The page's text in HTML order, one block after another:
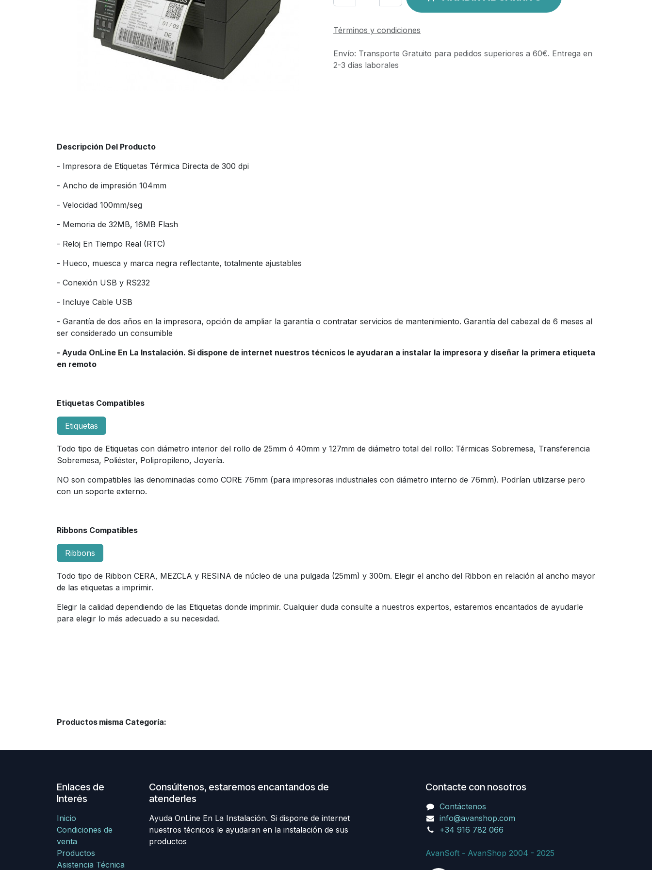
Términos y condiciones
Envío: Transporte Gratuito para pedidos superiores a 60€. Entrega en
2-3 días laborales
Descripción Del Producto
- Impresora de Etiquetas Térmica Directa de 300 dpi
- Ancho de impresión 104mm
- Velocidad 100mm/seg
- Memoria de 32MB, 16MB Flash
- Reloj En Tiempo Real (RTC)
- Hueco, muesca y marca negra reflectante, totalmente ajustables
- Conexión USB y RS232
- Incluye Cable USB
- Garantía de dos años en la impresora, opción de ampliar la garantía o contratar servicios de mantenimiento. Garantía del cabezal de 6 meses al
ser considerado un consumible
- Ayuda OnLine En La Instalación. Si dispone de internet nuestros técnicos le ayudaran a instalar la impresora y diseñar la primera etiqueta
en remoto
Etiquetas Compatibles
Etiquetas
Todo tipo de Etiquetas con diámetro interior del rollo de 25mm ó 40mm y 127mm de diámetro total del rollo: Térmicas Sobremesa, Transferencia
Sobremesa, Poliéster, Polipropileno, Joyería.
NO son compatibles las denominadas como CORE 76mm (para impresoras industriales con diámetro interno de 76mm). Podrían utilizarse pero
con un soporte externo.
Ribbons Compatibles
Ribbons
Todo tipo de Ribbon CERA, MEZCLA y RESINA de núcleo de una pulgada (25mm) y 300m. Elegir el ancho del Ribbon en relación al ancho mayor
de las etiquetas a imprimir.
Elegir la calidad dependiendo de las Etiquetas donde imprimir. Cualquier duda consulte a nuestros expertos, estaremos encantados de ayudarle
para elegir lo más adecuado a su necesidad.
Productos misma Categoría:
Enlaces de
Interés
Inicio
Condiciones de
venta
Productos
Asistencia Técnica
Consúltenos, estaremos encantandos de
atenderles
Ayuda OnLine En La Instalación. Si dispone de internet
nuestros técnicos le ayudaran en la instalación de sus
productos
Contacte con nosotros
Contáctenos
info@avanshop.com
+34 916 782 066
AvanSoft - AvanShop 2004 - 2025